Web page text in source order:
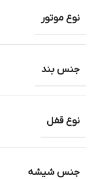
نوع موتور
جنس بند
نوع قفل
جنس شیشه